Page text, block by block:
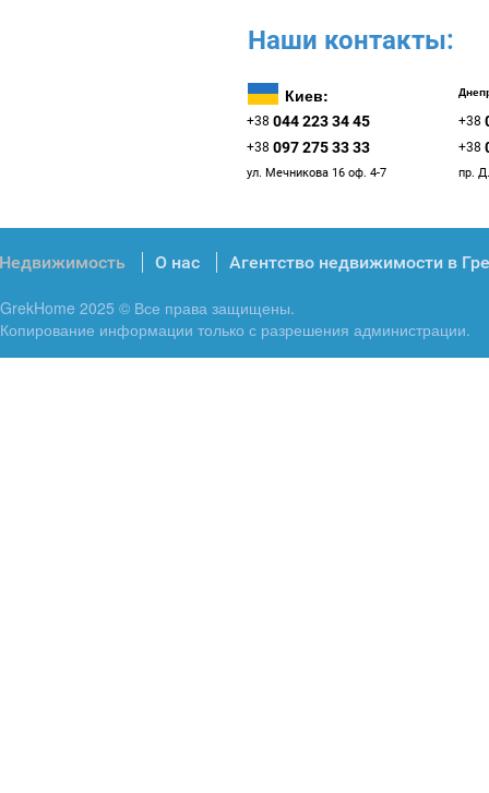
Наши контакты:
Киев:
+38 044 223 34 45 +38
+38 097 275 33 33 +38
ул. Мечникова 16 оф. 4-7 пр.
Недвижимость О нас Агентство недвижимости в
GrekHome 2025 © Все права защищены.
Копирование информации только с разрешения администрации.